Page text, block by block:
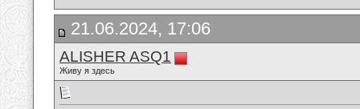
21.06.2024, 17:06
ALISHER ASQ1
Живу я здесь